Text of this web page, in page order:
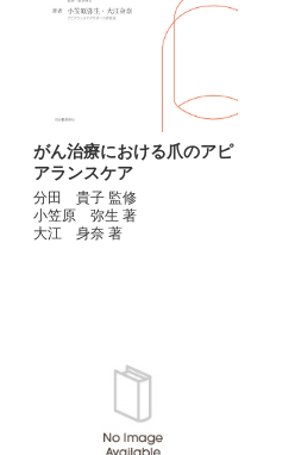
がん治療における爪のアピ
アランスケア
分田 貴子 監修
小笠原 弥生 著
大江 身奈 著